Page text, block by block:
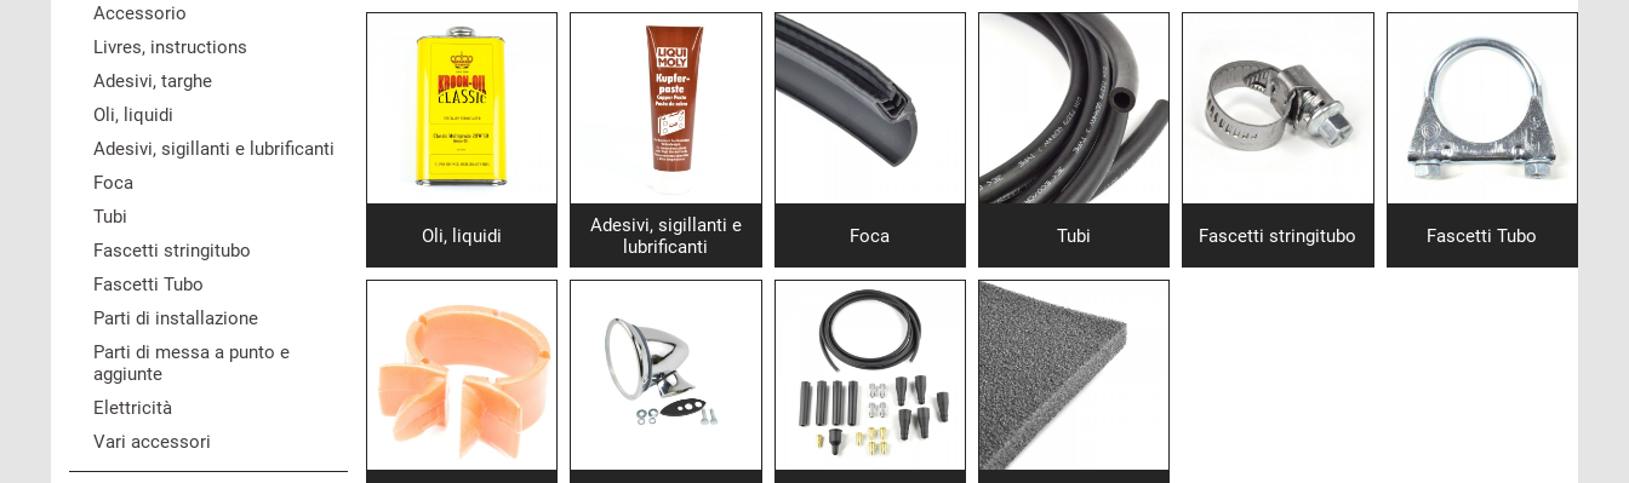
Accessorio
Livres, instructions
Adesivi, targhe
Oli, liquidi
Adesivi, sigillanti e lubrificanti
Foca
Tubi
Fascetti stringitubo
Fascetti Tubo
Parti di installazione
Parti di messa a punto e
aggiunte
Elettricità
Vari accessori
Oli, liquidi
Adesivi, sigillanti e
lubrificanti
Foca Tubi Fascetti stringitubo Fascetti Tubo